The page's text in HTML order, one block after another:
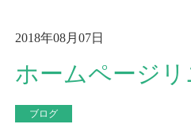
2018年08月07日
ホームページ
ブログ